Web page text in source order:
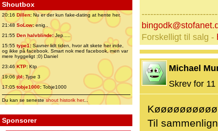
Shoutbox
20:16 Dillen: Nu er der kun fake-dating at hente her.
21:48 SoLow:enig..
21:55 Den halvblinde:Jep.....
15:55 type1:Savner lidt tiden, hvor alt skete her inde,
og ikke på facebook. Smart nok med facebook, men var
mere hyggeligt ;0) Daniel
23:46 KTP:Ktp
19:06jbl:Type 3
17:05tobje1000: Tobje1000
Du kan se senesteshout historik her...
Sponsorer
Forskelligt til salg -
Michael
Skrev for
Til